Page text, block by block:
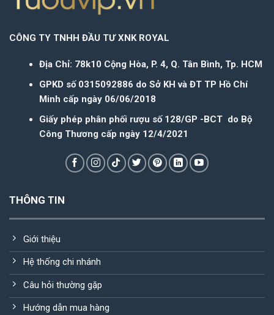
CÔNG TY TNHH ĐẦU TƯ XNK ROYAL
Địa Chỉ: 78k10 Cộng Hòa, P. 4, Q. Tân Bình, Tp. HCM
GPKD số 0315092886 do Sở KH và ĐT TP Hồ Chí
Minh cấp ngày 06/06/2018
Giấy phép phân phối rượu số 128/GP -BCT do Bộ
Công Thương cấp ngày 12/4/2021
THÔNG TIN
Giới thiệu
Hệ thống chi nhánh
Câu hỏi thường gặp
Hướng dẫn mua hàng